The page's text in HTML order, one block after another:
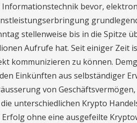
Informationstechnik bevor,
stellenweise bis in die Spitze
Aufrufe hat. Seit einiger Zeit
kommunizieren zu können.
Einkünften aus selbständiger
von
unterschiedlichen Krypto
ohne eine ausgefeilte